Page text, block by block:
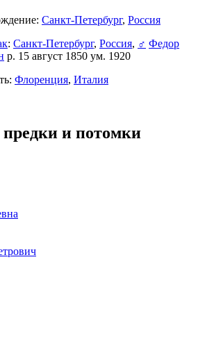
Санкт-Петербург, Россия
: Санкт-Петербург, Россия, ♂ Федор
р. 15 август 1850 ум. 1920
Флоренция, Италия
и потомки